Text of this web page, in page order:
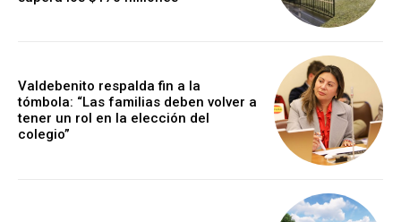
Valdebenito respalda fin a la
tómbola: “Las familias deben volver a
tener un rol en la elección del
colegio”